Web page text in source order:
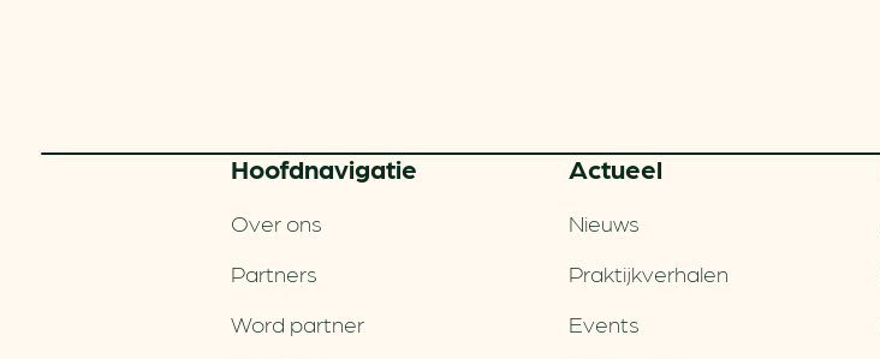
Hoofd­navigatie
Over ons
Partners
Word partner
Actueel
Nieuws
Praktijkverhalen
Events